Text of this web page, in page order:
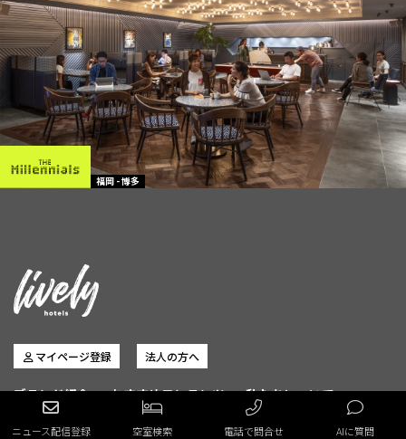
福岡 - 博多
マイページ登録 法人の方へ
ブランド紹介 おすすめコンテンツ
私たちについて
フォトギャラリー
オンラインストア
ニュース配信登録 空室検索 電話で問合せ AIに質問